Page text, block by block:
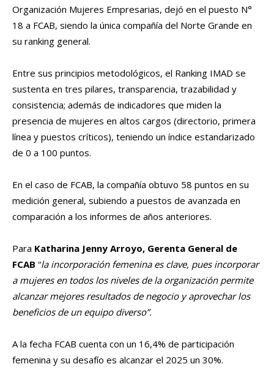
Organización Mujeres Empresarias, dejó en el puesto N°
18 a FCAB, siendo la única compañía del Norte Grande en
su ranking general.
Entre sus principios metodológicos, el Ranking IMAD se
sustenta en tres pilares, transparencia, trazabilidad y
consistencia; además de indicadores que miden la
presencia de mujeres en altos cargos (directorio, primera
línea y puestos críticos), teniendo un índice estandarizado
de 0 a 100 puntos.
En el caso de FCAB, la compañía obtuvo 58 puntos en su
medición general, subiendo a puestos de avanzada en
comparación a los informes de años anteriores.
Para Katharina Jenny Arroyo, Gerenta General de
FCAB “la incorporación femenina es clave, pues incorporar
a mujeres en todos los niveles de la organización permite
alcanzar mejores resultados de negocio y aprovechar los
beneficios de un equipo diverso”.
A la fecha FCAB cuenta con un 16,4% de participación
femenina y su desafío es alcanzar el 2025 un 30%.